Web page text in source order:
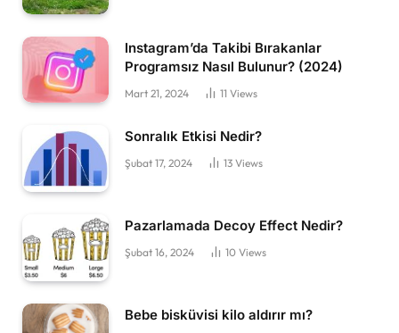
Instagram’da Takibi Bırakanlar
Programsız Nasıl Bulunur? (2024)
Mart 21, 2024 11 Views
Sonralık Etkisi Nedir?
Şubat 17, 2024 13 Views
Pazarlamada Decoy Effect Nedir?
Şubat 16, 2024 10 Views
Bebe bisküvisi kilo aldırır mı?